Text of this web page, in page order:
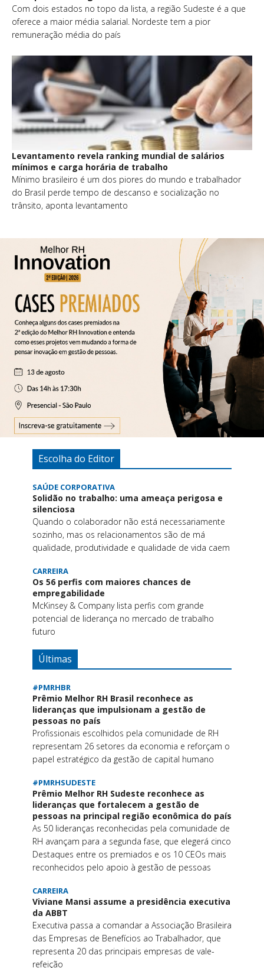
Com dois estados no topo da lista, a região Sudeste é a que
oferece a maior média salarial. Nordeste tem a pior
remuneração média do país
Levantamento revela ranking mundial de salários
mínimos e carga horária de trabalho
Mínimo brasileiro é um dos piores do mundo e trabalhador
do Brasil perde tempo de descanso e socialização no
trânsito, aponta levantamento
Escolha do Editor
SAÚDE CORPORATIVA
Solidão no trabalho: uma ameaça perigosa e
silenciosa
Quando o colaborador não está necessariamente
sozinho, mas os relacionamentos são de má
qualidade, produtividade e qualidade de vida caem
CARREIRA
Os 56 perfis com maiores chances de
empregabilidade
McKinsey & Company lista perfis com grande
potencial de liderança no mercado de trabalho
futuro
Últimas
#PMRHBR
Prêmio Melhor RH Brasil reconhece as
lideranças que impulsionam a gestão de
pessoas no país
Profissionais escolhidos pela comunidade de RH
representam 26 setores da economia e reforçam o
papel estratégico da gestão de capital humano
#PMRHSUDESTE
Prêmio Melhor RH Sudeste reconhece as
lideranças que fortalecem a gestão de
pessoas na principal região econômica do país
As 50 lideranças reconhecidas pela comunidade de
RH avançam para a segunda fase, que elegerá cinco
Destaques entre os premiados e os 10 CEOs mais
reconhecidos pelo apoio à gestão de pessoas
CARREIRA
Viviane Mansi assume a presidência executiva
da ABBT
Executiva passa a comandar a Associação Brasileira
das Empresas de Benefícios ao Trabalhador, que
representa 20 das principais empresas de vale-
refeição